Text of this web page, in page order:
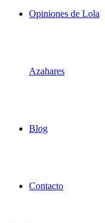
Opiniones de Lola
Azahares
Blog
Contacto